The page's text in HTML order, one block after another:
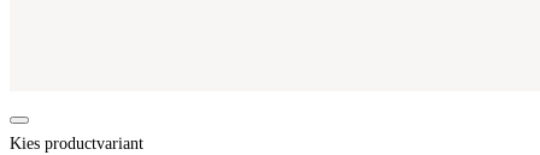
Kies productvariant